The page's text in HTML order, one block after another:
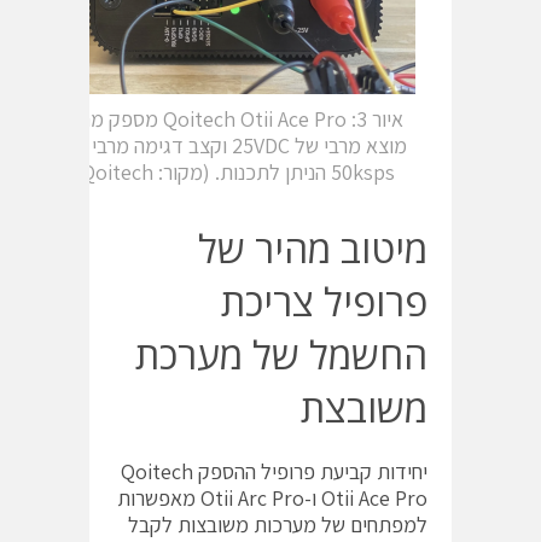
איור 3: ‎Qoitech Otii Ace Pro‎‏ מספק מתח
מוצא מרבי של ‎25VDC‎‏ וקצב דגימה מרבי של
‎50ksps‎‏ הניתן לתכנות. (מקור: ‎Qoitech‎‏)
מיטוב מהיר של
פרופיל צריכת
החשמל של מערכת
משובצת
יחידות קביעת פרופיל ההספק ‎Qoitech
Otii Ace Pro‎‏ ו-‎Otii Arc Pro‎‏ מאפשרות
למפתחים של מערכות משובצות לקבל